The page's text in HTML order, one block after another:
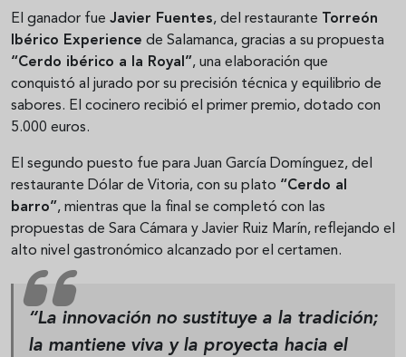
El ganador fue Javier Fuentes, del restaurante Torreón
Ibérico Experience de Salamanca, gracias a su propuesta
“Cerdo ibérico a la Royal”, una elaboración que
conquistó al jurado por su precisión técnica y equilibrio de
sabores. El cocinero recibió el primer premio, dotado con
5.000 euros.
El segundo puesto fue para Juan García Domínguez, del
restaurante Dólar de Vitoria, con su plato “Cerdo al
barro”, mientras que la final se completó con las
propuestas de Sara Cámara y Javier Ruiz Marín, reflejando el
alto nivel gastronómico alcanzado por el certamen.
“La innovación no sustituye a la tradición;
la mantiene viva y la proyecta hacia el